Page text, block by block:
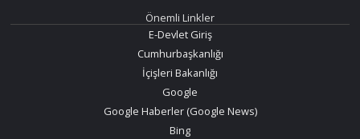
Önemli Linkler
E-Devlet Giriş
Cumhurbaşkanlığı
İçişleri Bakanlığı
Google
Google Haberler (Google News)
Bing